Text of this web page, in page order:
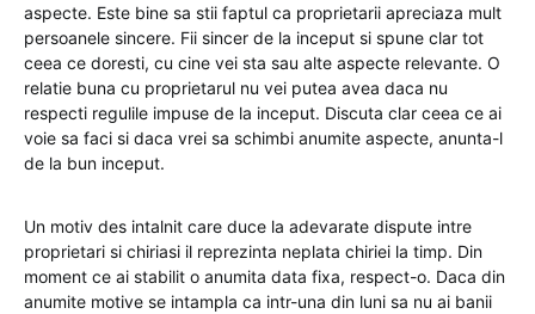
aspecte. Este bine sa stii faptul ca proprietarii apreciaza mult
persoanele sincere. Fii sincer de la inceput si spune clar tot
ceea ce doresti, cu cine vei sta sau alte aspecte relevante. O
relatie buna cu proprietarul nu vei putea avea daca nu
respecti regulile impuse de la inceput. Discuta clar ceea ce ai
voie sa faci si daca vrei sa schimbi anumite aspecte, anunta-l
de la bun inceput.
Un motiv des intalnit care duce la adevarate dispute intre
proprietari si chiriasi il reprezinta neplata chiriei la timp. Din
moment ce ai stabilit o anumita data fixa, respect-o. Daca din
anumite motive se intampla ca intr-una din luni sa nu ai banii